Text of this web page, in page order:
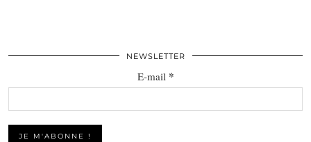
NEWSLETTER
E-mail *